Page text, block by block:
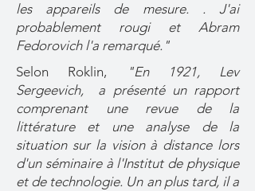
les appareils de mesure. . J'ai
probablement rougi et Abram
Fedorovich l'a remarqué."
Selon Roklin,
"En 1921, Lev
Sergeevich, a présenté un rapport
comprenant une revue de la
littérature et une analyse de la
situation sur la vision à distance lors
d'un séminaire à l'Institut de physique
et de technologie. Un an plus tard, il a